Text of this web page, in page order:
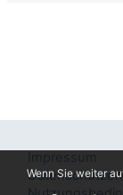
Wenn Sie weiter